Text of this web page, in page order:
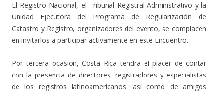
El Registro Nacional, el Tribunal Registral Administrativo y la
Unidad Ejecutora del Programa de Regularización de
Catastro y Registro, organizadores del evento, se complacen
en invitarlos a participar activamente en este Encuentro.
Por tercera ocasión, Costa Rica tendrá el placer de contar
con la presencia de directores, registradores y especialistas
de los registros latinoamericanos, así como de amigos